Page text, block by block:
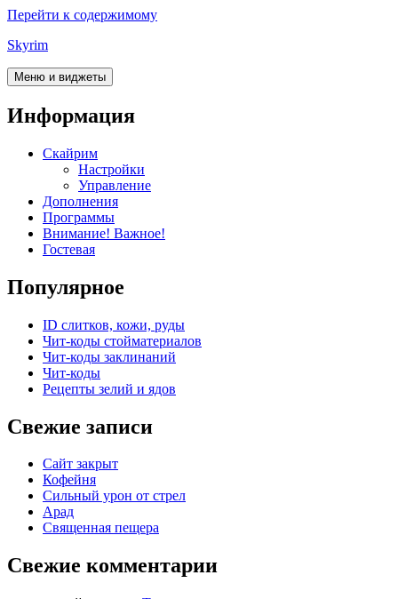
Перейти к содержимому
Skyrim
Меню и виджеты
Информация
Скайрим
Настройки
Управление
Дополнения
Программы
Внимание! Важное!
Гостевая
Популярное
ID слитков, кожи, руды
Чит-коды стойматериалов
Чит-коды заклинаний
Чит-коды
Рецепты зелий и ядов
Свежие записи
Сайт закрыт
Кофейня
Cильный урон от стрел
Арад
Священная пещера
Свежие комментарии